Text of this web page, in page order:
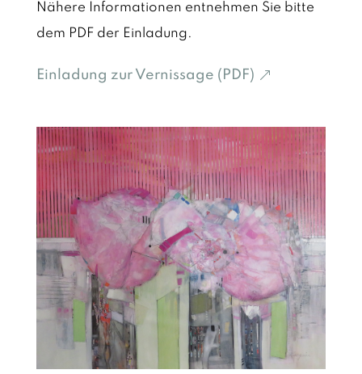
Nähere Informationen entnehmen Sie bitte
dem PDF der Einladung.
Einladung zur Vernissage (PDF)